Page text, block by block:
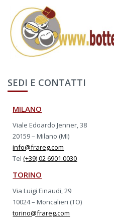
SEDI E CONTATTI
MILANO
Viale Edoardo Jenner, 38
20159 – Milano (MI)
info@frareg.com
Tel(+39) 02 6901.0030
TORINO
Via Luigi Einaudi, 29
10024 – Moncalieri (TO)
torino@frareg.com